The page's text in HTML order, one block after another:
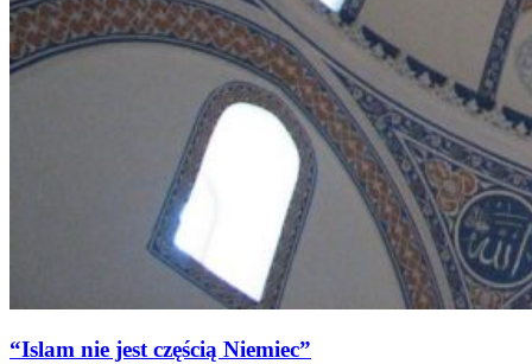
“Islam nie jest częścią Niemiec”